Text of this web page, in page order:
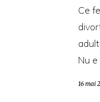
Ce
Nu
16 mai